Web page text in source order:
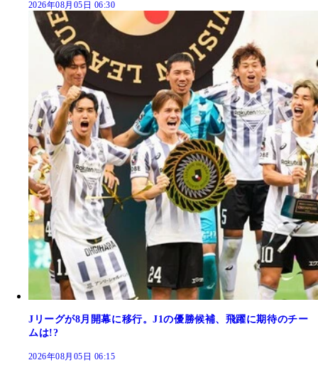
2026年08月05日 06:30
Jリーグが8月開幕に移行。J1の優勝候補、飛躍に期待のチー
ムは!?
2026年08月05日 06:15